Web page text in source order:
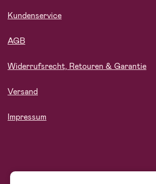
Kundenservice
AGB
Widerrufsrecht, Retouren & Garantie
Versand
Impressum